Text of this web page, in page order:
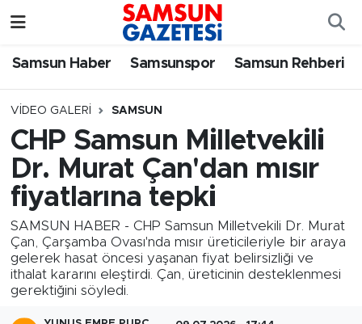
Samsun Haber Samsunspor Samsun Rehberi
VIDEO GALERI SAMSUN
CHP Samsun Milletvekili
Dr. Murat Çan'dan mısır
fiyatlarına tepki
SAMSUN HABER - CHP Samsun Milletvekili Dr. Murat
Çan, Çarşamba Ovası'nda mısır üreticileriyle bir araya
gelerek hasat öncesi yaşanan fiyat belirsizliği ve
ithalat kararını eleştirdi. Çan, üreticinin desteklenmesi
gerektiğini söyledi.
Samsun Haber
Samsunspor
Samsun Rehberi
Resmi İlanlar
Samsun Nöbetçi Eczaneler
Samsun Hava Durumu
SAMSUN Namaz Vakitleri
Samsun Trafik Yoğunluk Haritası
Süper Lig Puan Durumu ve Fikstür
Tüm Manşetler